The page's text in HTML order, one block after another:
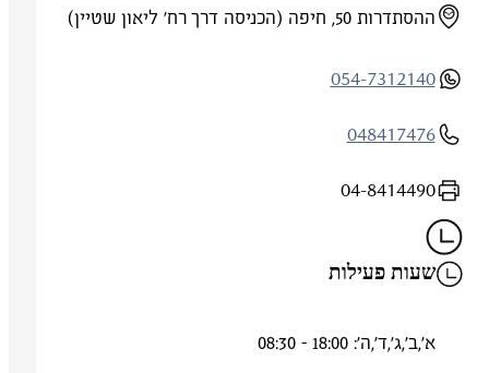
ההסתדרות 50, חיפה (הכניסה דרך רח' ליאון שטיין)
054-7312140
048417476
04-8414490
שעות פעילות
א',ב',ג',ד',ה': 18:00 - 08:30